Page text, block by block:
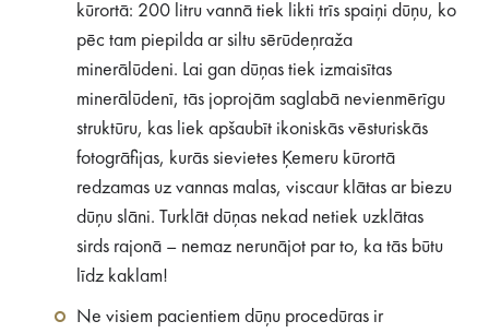
kūrortā: 200 litru vannā tiek likti trīs spaiņi dūņu, ko
pēc tam piepilda ar siltu sērūdeņraža
minerālūdeni. Lai gan dūņas tiek izmaisītas
minerālūdenī, tās joprojām saglabā nevienmērīgu
struktūru, kas liek apšaubīt ikoniskās vēsturiskās
fotogrāfijas, kurās sievietes Ķemeru kūrortā
redzamas uz vannas malas, viscaur klātas ar biezu
dūņu slāni. Turklāt dūņas nekad netiek uzklātas
sirds rajonā – nemaz nerunājot par to, ka tās būtu
līdz kaklam!
Ne visiem pacientiem dūņu procedūras ir